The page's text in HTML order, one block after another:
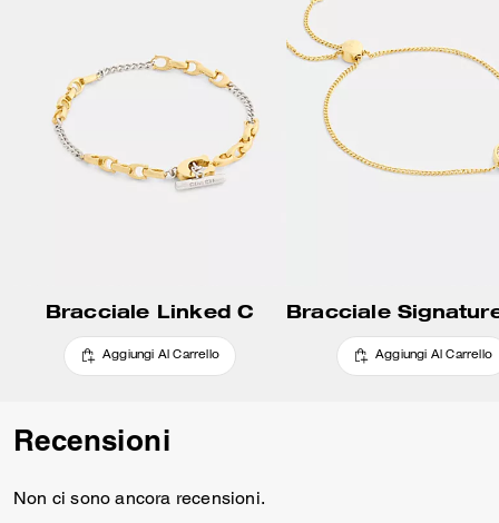
Bracciale Linked C
Aggiungi Al Carrello Aggiungi Al Carrello
Recensioni
Non ci sono ancora recensioni.